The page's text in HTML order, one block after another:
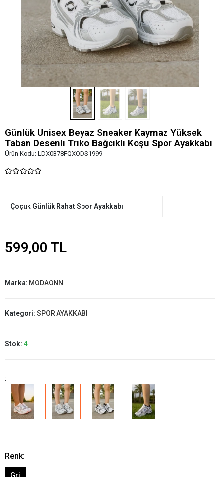
Günlük Unisex Beyaz Sneaker Kaymaz Yüksek
Taban Desenli Triko Bağcıklı Koşu Spor Ayakkabı
Ürün Kodu: LDX0B78FQXODS1999
Çoçuk Günlük Rahat Spor Ayakkabı
599,00 TL
Marka: MODAONN
Kategori: SPOR AYAKKABI
Stok: 4
:
Renk:
Gri